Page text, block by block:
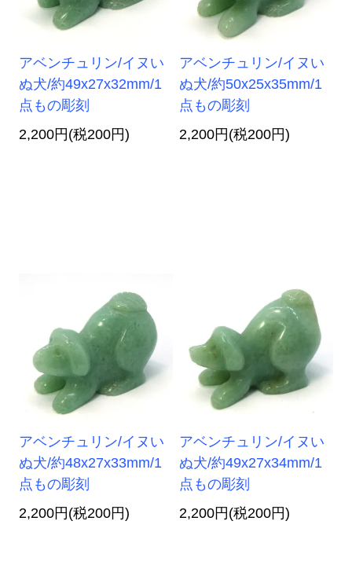
アベンチュリン/イヌい
ぬ犬/約49x27x32mm/1
点もの彫刻
2,200円(税200円)
アベンチュリン/イヌい
ぬ犬/約50x25x35mm/1
点もの彫刻
2,200円(税200円)
アベンチュリン/イヌい
ぬ犬/約48x27x33mm/1
点もの彫刻
2,200円(税200円)
アベンチュリン/イヌい
ぬ犬/約49x27x34mm/1
点もの彫刻
2,200円(税200円)